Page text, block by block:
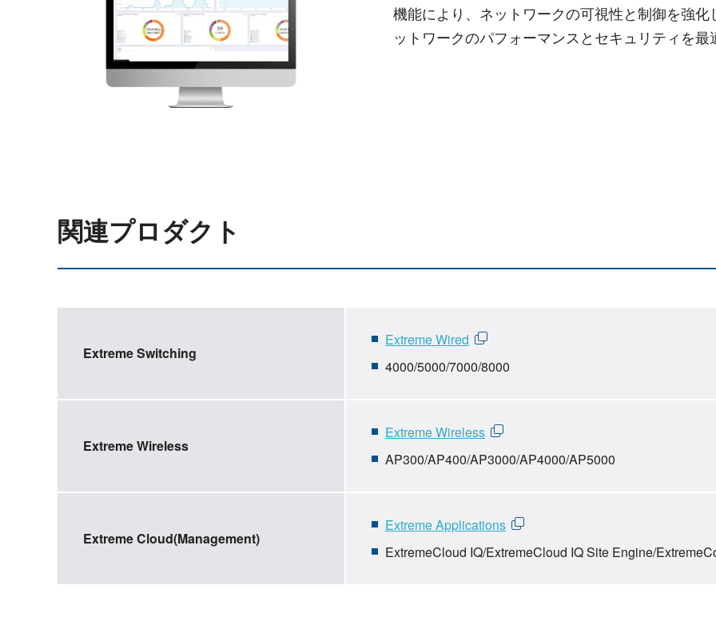
機能により、ネットワークの可視性と制御を強
ットワークのパフォーマンスとセキュリティを最
関連プロダクト
Extreme Switching
Extreme Wired
4000/5000/7000/8000
Extreme Wireless
Extreme Wireless
AP300/AP400/AP3000/AP4000/AP5000
Extreme Cloud(Management)
Extreme Applications
ExtremeCloud IQ/ExtremeCloud IQ Site Engine/